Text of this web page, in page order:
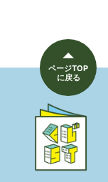
ページTOP
に戻る